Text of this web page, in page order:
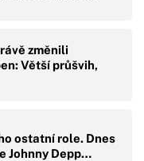
změnili
Větší průšvih,
ostatní role. Dnes
Johnny Depp…